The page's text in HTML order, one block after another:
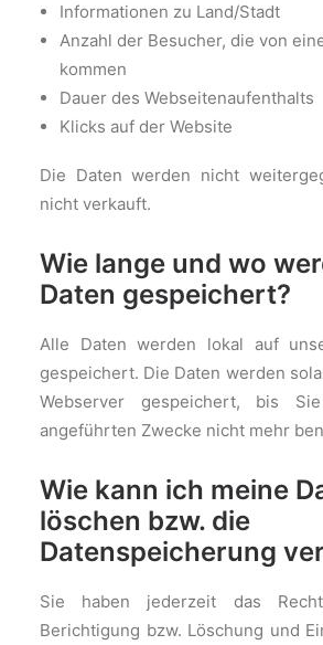
Informationen zu Land/Stadt
Anzahl der Besucher, die von
kommen
Dauer des Webseitenaufenthalts
Klicks auf der Website
Die Daten werden nicht
nicht verkauft.
Wie lange und wo
Daten gespeichert?
Alle Daten werden lokal auf
gespeichert. Die Daten werden
Webserver gespeichert, bis
angeführten Zwecke nicht mehr
Wie kann ich meine
löschen bzw. die
Datenspeicherung
Sie haben jederzeit das
Berichtigung bzw. Löschung und